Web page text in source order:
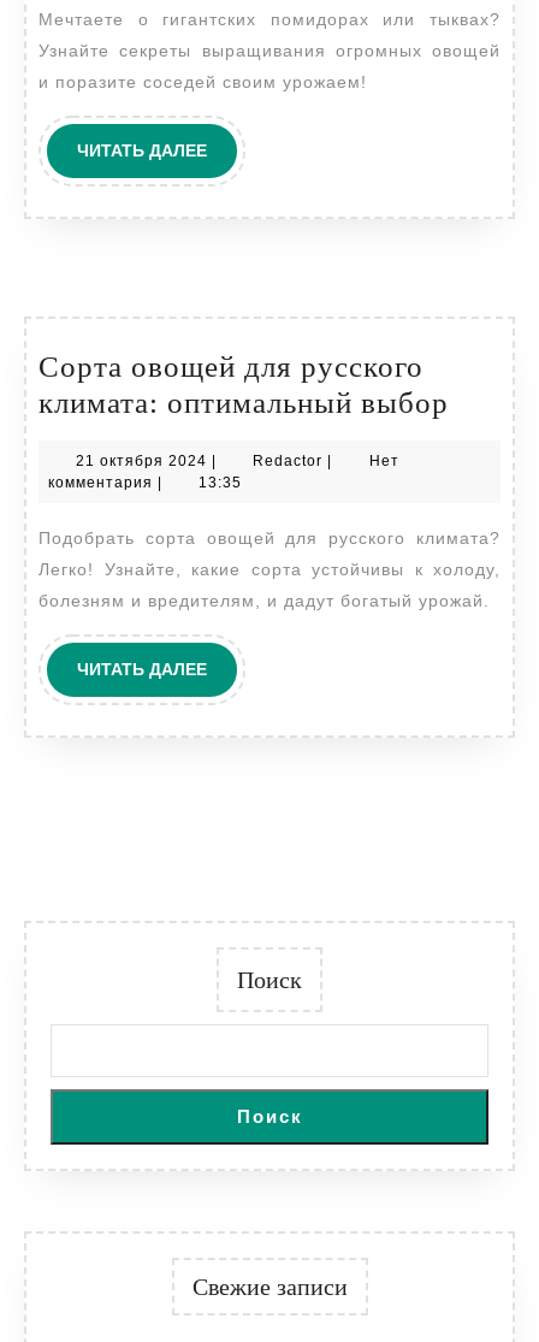
Мечтаете о гигантских помидорах или тыквах?
Узнайте секреты выращивания огромных овощей
и поразите соседей своим урожаем!
ЧИТАТЬ ДАЛЕЕЧИТАТЬ
ДАЛЕЕ
Сорта овощей для русского
климата: оптимальный выбор Сорта
выбор
21 октября 2024 21
октября
Redactor Redactor
Нет
комментария
13:35
Подобрать сорта овощей для русского климата?
Легко! Узнайте, какие сорта устойчивы к холоду,
болезням и вредителям, и дадут богатый урожай.
ЧИТАТЬ ДАЛЕЕЧИТАТЬ
ДАЛЕЕ
Поиск
Поиск
Свежие записи